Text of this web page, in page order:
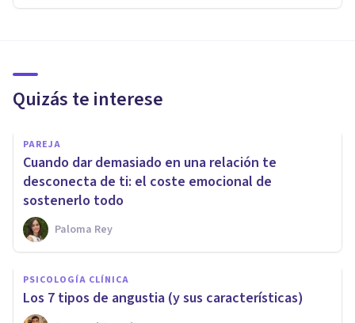
Quizás te interese
PAREJA
Cuando dar demasiado en una relación te
desconecta de ti: el coste emocional de
sostenerlo todo
Paloma Rey
PSICOLOGÍA CLÍNICA
Los 7 tipos de angustia (y sus características)